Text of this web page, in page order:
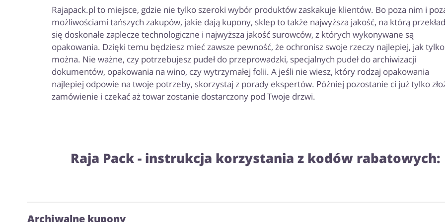
Rajapack.pl to miejsce, gdzie nie tylko szeroki wybór produktów zaskakuje klientów. Bo poza nim i
możliwościami tańszych zakupów, jakie dają kupony, sklep to także najwyższa jakość, na którą
się doskonałe zaplecze technologiczne i najwyższa jakość surowców, z których wykonywane są
opakowania. Dzięki temu będziesz mieć zawsze pewność, że ochronisz swoje rzeczy najlepiej, jak tylko
można. Nie ważne, czy potrzebujesz pudeł do przeprowadzki, specjalnych pudeł do archiwizacji
dokumentów, opakowania na wino, czy wytrzymałej folii. A jeśli nie wiesz, który rodzaj opakowania
najlepiej odpowie na twoje potrzeby, skorzystaj z porady ekspertów. Później pozostanie ci już tylko
zamówienie i czekać aż towar zostanie dostarczony pod Twoje drzwi.
Raja Pack - instrukcja korzystania z kodów rabatowych:
Archiwalne kupony